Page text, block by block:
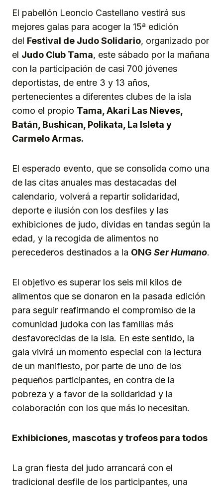
El pabellón Leoncio Castellano vestirá sus
mejores galas para acoger la 15ª edición
del Festival de Judo Solidario, organizado por
el Judo Club Tama, este sábado por la mañana
con la participación de casi 700 jóvenes
deportistas, de entre 3 y 13 años,
pertenecientes a diferentes clubes de la isla
como el propio Tama, Akari Las Nieves,
Batán, Bushican, Polikata, La Isleta y
Carmelo Armas.
El esperado evento, que se consolida como una
de las citas anuales mas destacadas del
calendario, volverá a repartir solidaridad,
deporte e ilusión con los desfiles y las
exhibiciones de judo, dividas en tandas según la
edad, y la recogida de alimentos no
perecederos destinados a la ONG Ser Humano.
El objetivo es superar los seis mil kilos de
alimentos que se donaron en la pasada edición
para seguir reafirmando el compromiso de la
comunidad judoka con las familias más
desfavorecidas de la isla. En este sentido, la
gala vivirá un momento especial con la lectura
de un manifiesto, por parte de uno de los
pequeños participantes, en contra de la
pobreza y a favor de la solidaridad y la
colaboración con los que más lo necesitan.
Exhibiciones, mascotas y trofeos para todos
La gran fiesta del judo arrancará con el
tradicional desfile de los participantes, una